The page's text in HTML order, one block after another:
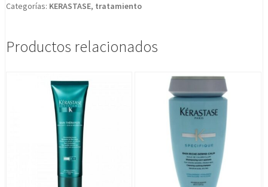
Categorías: KERASTASE, tratamiento
Productos relacionados